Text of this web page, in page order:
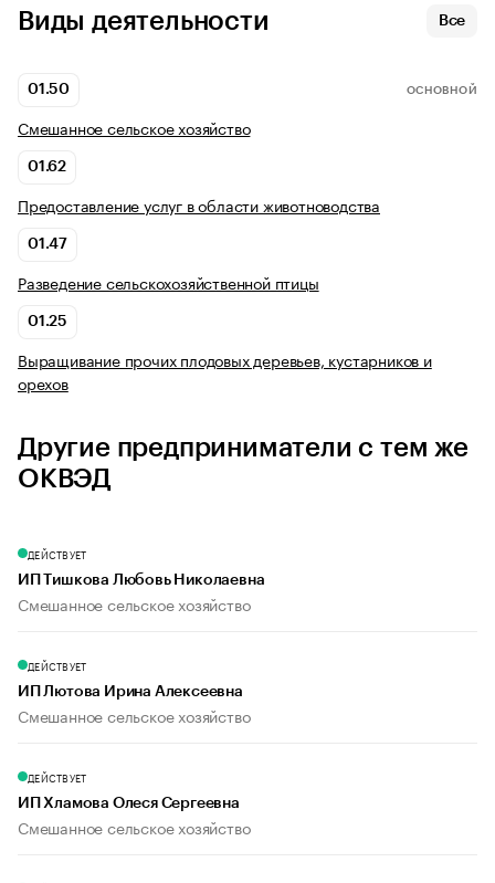
Виды деятельности Все
01.50 ОСНОВНОЙ
Смешанное сельское хозяйство
01.62
Предоставление услуг в области животноводства
01.47
Разведение сельскохозяйственной птицы
01.25
Выращивание прочих плодовых деревьев, кустарников и
орехов
Другие предприниматели с тем же
ОКВЭД
ДЕЙСТВУЕТ
ИП Тишкова Любовь Николаевна
Смешанное сельское хозяйство
ДЕЙСТВУЕТ
ИП Лютова Ирина Алексеевна
Смешанное сельское хозяйство
ДЕЙСТВУЕТ
ИП Хламова Олеся Сергеевна
Смешанное сельское хозяйство